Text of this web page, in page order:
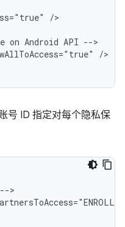
/>
on Android API
/>
号 ID 指定对每个隐私保